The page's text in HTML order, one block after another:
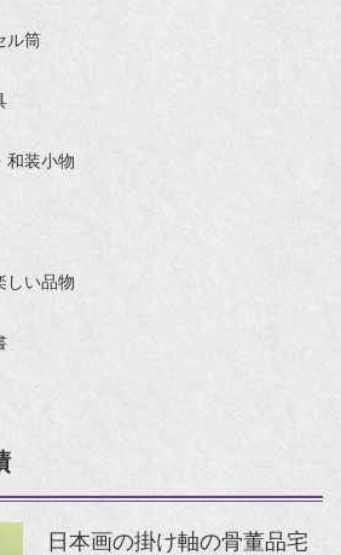
ル筒
和装小物
しい品物
日本画の掛け軸の骨董品宅